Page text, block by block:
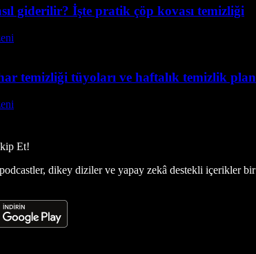
giderilir? İşte pratik çöp kovası temizliği
temizliği tüyoları ve haftalık temizlik
Et!
dikey diziler ve yapay zekâ destekli içerikler bir